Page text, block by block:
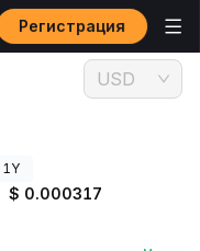
Регистрация
USD
1Y
$ 0.000317